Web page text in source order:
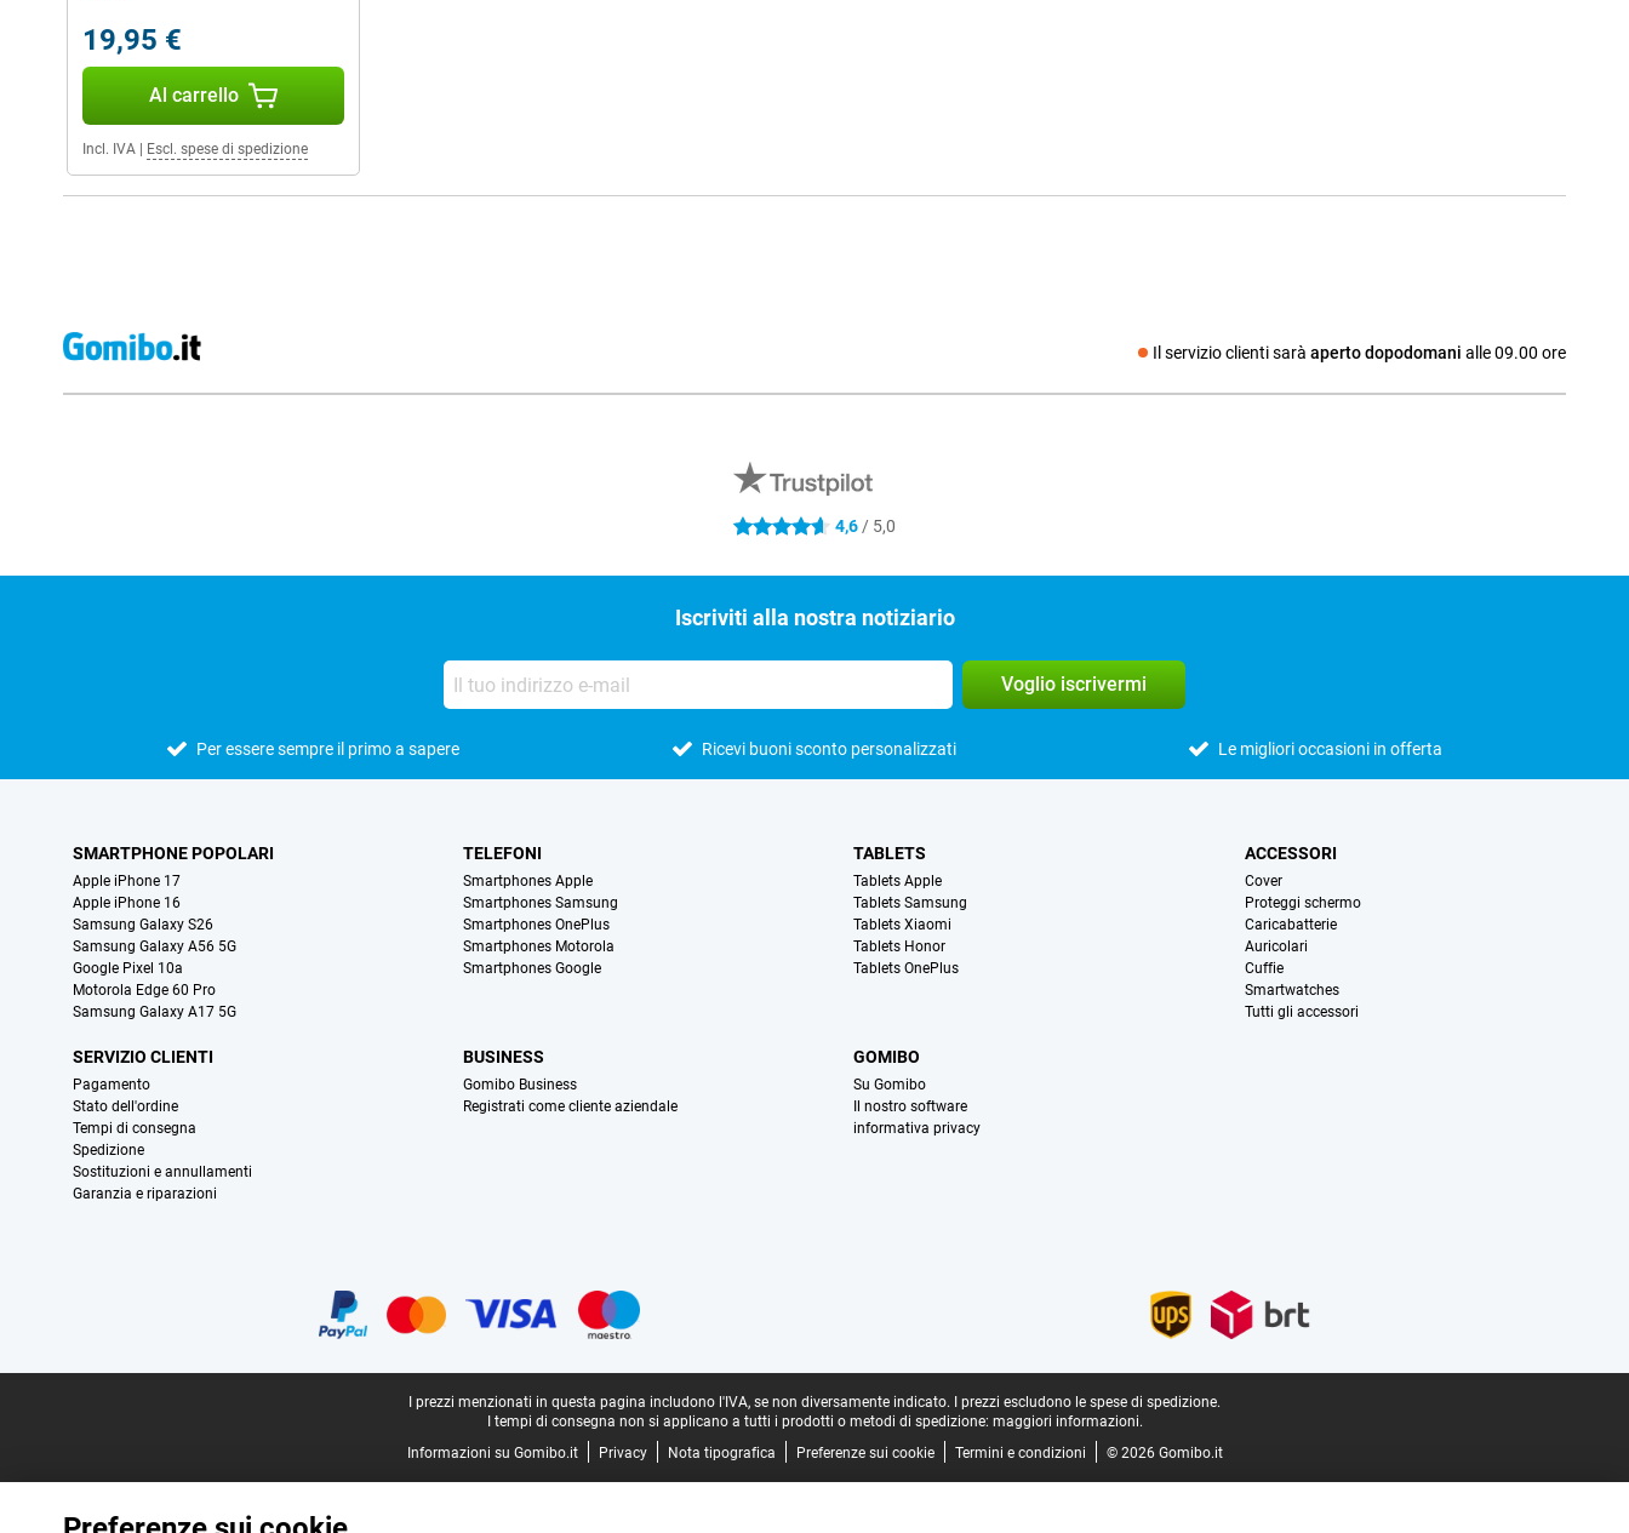
19,95 €
Al carrello
Incl. IVA Escl. spese di spedizione
Il servizio clienti sarà aperto dopodomani alle 09.00 ore
Social media
4.6 stelle 4,6 / 5,0
Iscriviti alla nostra notiziario
Voglio iscrivermi
Per essere sempre il primo a sapere Ricevi buoni sconto personalizzati Le migliori occasioni in offerta
SMARTPHONE POPOLARI
Apple iPhone 17
Apple iPhone 16
Samsung Galaxy S26
Samsung Galaxy A56 5G
Google Pixel 10a
Motorola Edge 60 Pro
Samsung Galaxy A17 5G
TELEFONI
Smartphones Apple
Smartphones Samsung
Smartphones OnePlus
Smartphones Motorola
Smartphones Google
TABLETS
Tablets Apple
Tablets Samsung
Tablets Xiaomi
Tablets Honor
Tablets OnePlus
ACCESSORI
Cover
Proteggi schermo
Caricabatterie
Auricolari
Cuffie
Smartwatches
Tutti gli accessori
SERVIZIO CLIENTI
Pagamento
Stato dell'ordine
Tempi di consegna
Spedizione
Sostituzioni e annullamenti
Garanzia e riparazioni
BUSINESS
Gomibo Business
Registrati come cliente aziendale
GOMIBO
Su Gomibo
Il nostro software
informativa privacy
I prezzi menzionati in questa pagina includono l'IVA, se non diversamente indicato.
I prezzi escludono le spese di spedizione.
I tempi di consegna non si applicano a tutti i prodotti o metodi di spedizione: maggiori informazioni.
Informazioni su Gomibo.it
Privacy Nota tipografica Preferenze sui cookie Termini e condizioni © 2026 Gomibo.it